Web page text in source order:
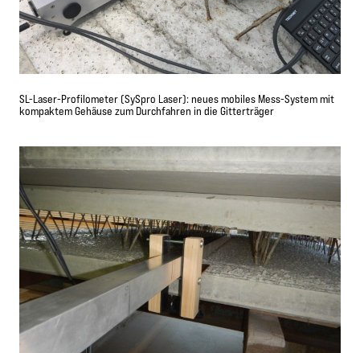
SL-Laser-Profilometer (SySpro Laser): neues mobiles Mess-System mit
kompaktem Gehäuse zum Durchfahren in die Gitterträger